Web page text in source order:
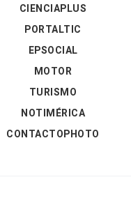
CIENCIAPLUS
PORTALTIC
EPSOCIAL
MOTOR
TURISMO
NOTIMÉRICA
CONTACTOPHOTO